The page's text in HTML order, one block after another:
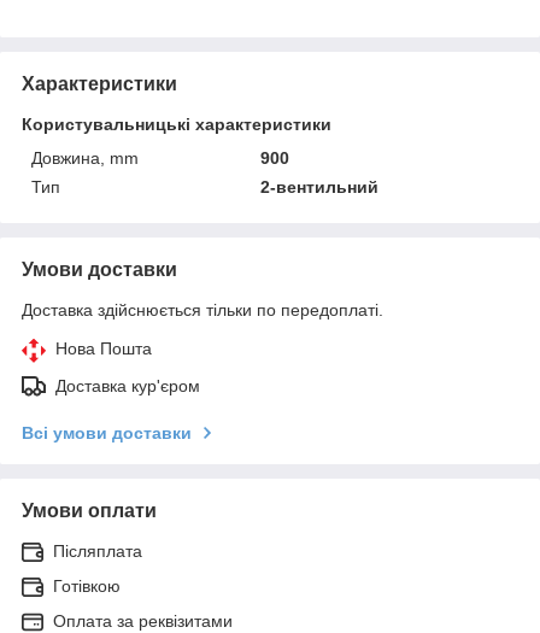
Характеристики
Користувальницькі характеристики
Довжина, mm
900
Тип
2-вентильний
Умови доставки
Доставка здійснюється тільки по передоплаті.
Нова Пошта
Доставка кур'єром
Всі умови доставки
Умови оплати
Післяплата
Готівкою
Оплата за реквізитами